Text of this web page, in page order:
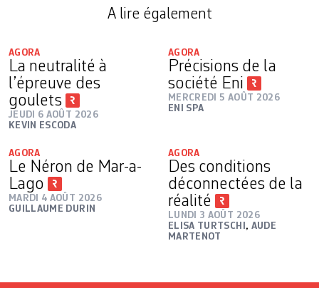
A lire également
AGORA
La neutralité à
l’épreuve des
goulets
JEUDI 6 AOÛT 2026
KEVIN ESCODA
AGORA
Précisions de la
société Eni
MERCREDI 5 AOÛT 2026
ENI SPA
AGORA
Le Néron de Mar-a-
Lago
MARDI 4 AOÛT 2026
GUILLAUME DURIN
AGORA
Des conditions
déconnectées de la
réalité
LUNDI 3 AOÛT 2026
ELISA TURTSCHI , AUDE
MARTENOT